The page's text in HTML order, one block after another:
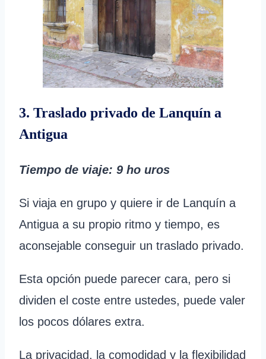
3. Traslado privado de Lanquín a
Antigua
Tiempo de viaje: 9 ho uros
Si viaja en grupo y quiere ir de Lanquín a
Antigua a su propio ritmo y tiempo, es
aconsejable conseguir un traslado privado.
Esta opción puede parecer cara, pero si
dividen el coste entre ustedes, puede valer
los pocos dólares extra.
La privacidad, la comodidad y la flexibilidad